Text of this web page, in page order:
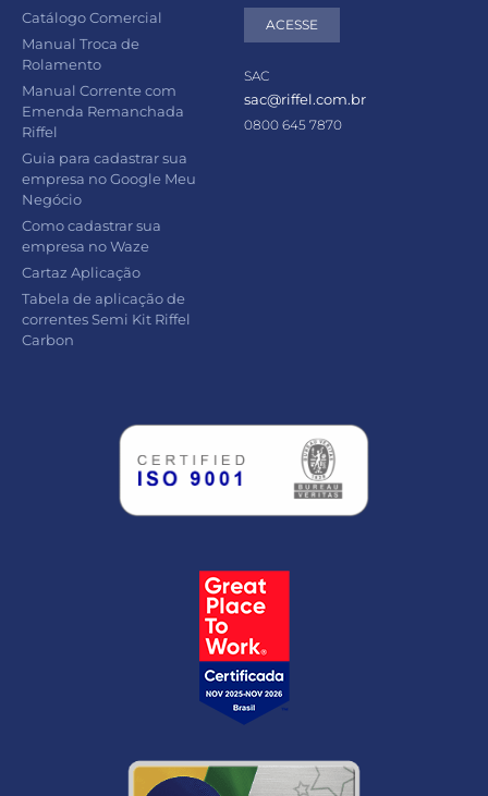
Catálogo Comercial
Manual Troca de
Rolamento
Manual Corrente com
Emenda Remanchada
Riffel
Guia para cadastrar sua
empresa no Google Meu
Negócio
Como cadastrar sua
empresa no Waze
Cartaz Aplicação
Tabela de aplicação de
correntes Semi Kit Riffel
Carbon
ACESSE
SAC
sac@riffel.com.br
0800 645 7870